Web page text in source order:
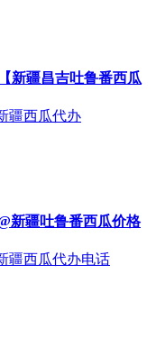
新疆昌吉吐鲁番西瓜
疆西瓜代办
新疆吐鲁番西瓜价格
疆西瓜代办电话